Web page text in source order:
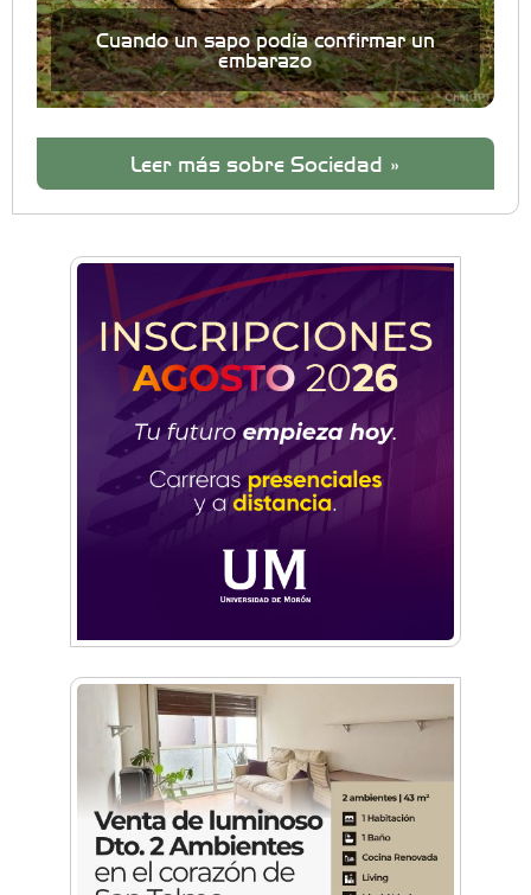
Cuando un sapo podía confirmar un
embarazo
Leer más sobre Sociedad »